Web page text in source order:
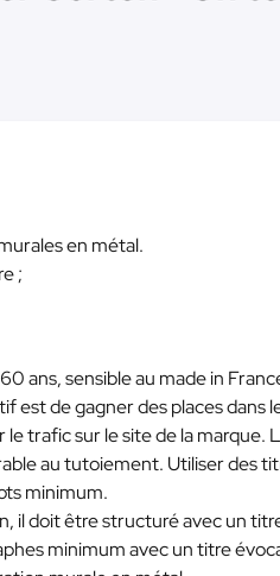
en métal.
;
ans, sensible au made in
est de gagner des places dans
trafic sur le site de la
au tutoiement. Utiliser des
minimum.
il doit être structuré avec un
minimum avec un titre